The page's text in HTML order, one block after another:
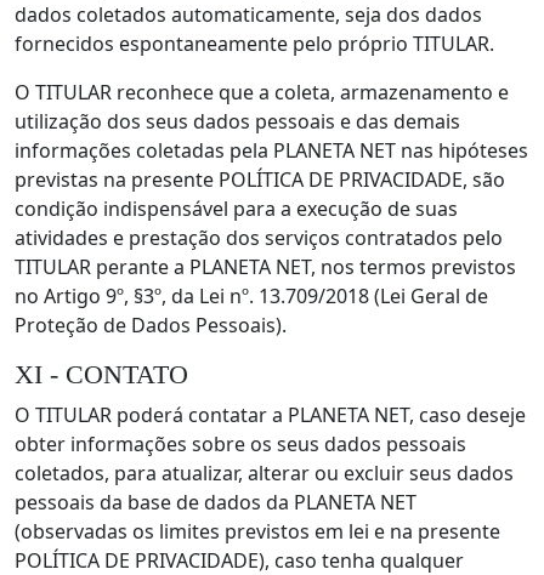
dados coletados automaticamente, seja dos dados
fornecidos espontaneamente pelo próprio TITULAR.
O TITULAR reconhece que a coleta, armazenamento e
utilização dos seus dados pessoais e das demais
informações coletadas pela PLANETA NET nas hipóteses
previstas na presente POLÍTICA DE PRIVACIDADE, são
condição indispensável para a execução de suas
atividades e prestação dos serviços contratados pelo
TITULAR perante a PLANETA NET, nos termos previstos
no Artigo 9º, §3º, da Lei nº. 13.709/2018 (Lei Geral de
Proteção de Dados Pessoais).
XI - CONTATO
O TITULAR poderá contatar a PLANETA NET, caso deseje
obter informações sobre os seus dados pessoais
coletados, para atualizar, alterar ou excluir seus dados
pessoais da base de dados da PLANETA NET
(observadas os limites previstos em lei e na presente
POLÍTICA DE PRIVACIDADE), caso tenha qualquer